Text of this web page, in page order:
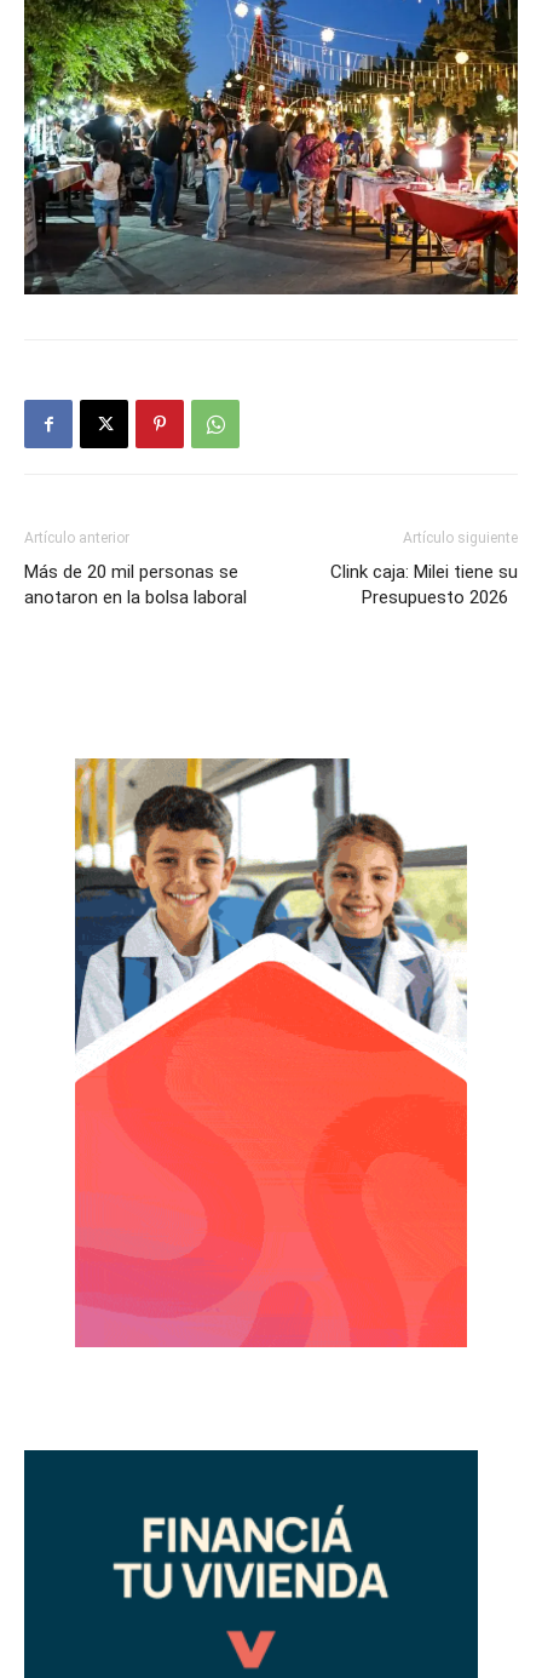
Artículo anterior
Más de 20 mil personas se
anotaron en la bolsa laboral
Artículo siguiente
Clink caja: Milei tiene su
Presupuesto 2026